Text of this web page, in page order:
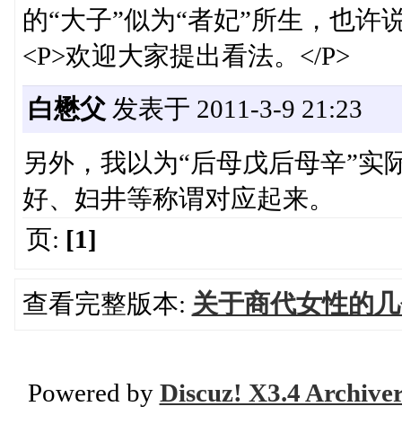
的“大子”似为“者妃”所生，也许
<P>欢迎大家提出看法。</P>
白懋父发表于 2011-3-9 21:23
另外，我以为“后母戊后母辛”
好、妇井等称谓对应起来。
页: [1]
查看完整版本: 关于商代女性的
Powered by Discuz! X3.4